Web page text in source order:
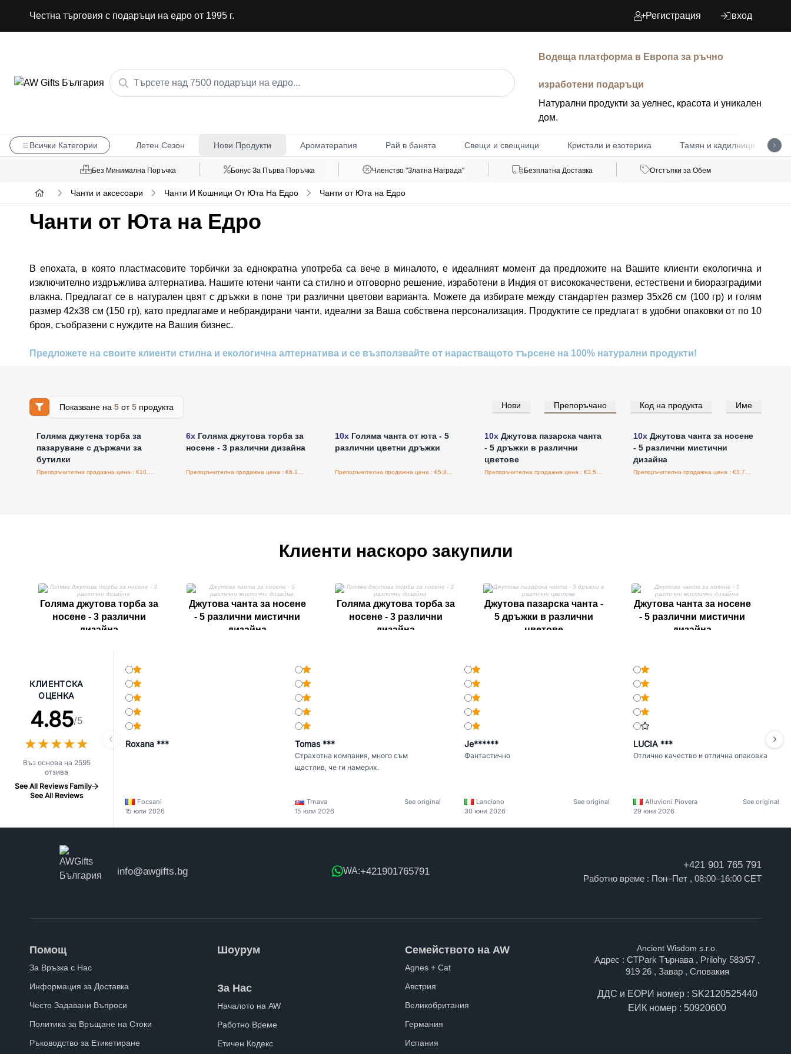
Честна търговия с подаръци на едро от 1995 г. Регистрация вход
Водеща платформа в Европа за ръчно
изработени подаръци
Натурални продукти за уелнес, красота и уникален
дом.
Всички Категории Летен Сезон Нови Продукти Ароматерапия Рай в банята Свещи и свещници Кристали и езотерика Тамян и кадилници
Без Минимална Поръчка Бонус За Първа Поръчка Членство "Златна Награда" Безплатна Доставка Отстъпки за Обем
Чанти и аксесоари Чанти И Кошници От Юта На Едро Чанти от Юта на Едро
Чанти от Юта на Едро
В епохата, в която пластмасовите торбички за еднократна употреба са вече в миналото, е идеалният момент да предложите на Вашите клиенти екологична и
изключително издръжлива алтернатива. Нашите ютени чанти са стилно и отговорно решение, изработени в Индия от висококачествени, естествени и биоразградими
влакна. Предлагат се в натурален цвят с дръжки в поне три различни цветови варианта. Можете да избирате между стандартен размер 35x26 см (100 гр) и голям
размер 42x38 см (150 гр), като предлагаме и небрандирани чанти, идеални за Ваша собствена персонализация. Продуктите се предлагат в удобни опаковки от по 10
броя, съобразени с нуждите на Вашия бизнес.
Предложете на своите клиенти стилна и екологична алтернатива и се възползвайте от нарастващото търсене на 100% натурални продукти!
Показване на 5от5продукта Нови Препоръчано Код на продукта Име
Влезте за цени на едро
Голяма джутена торба за
пазаруване с държачи за
бутилки
6xГоляма джутова торба за
носене - 3 различни дизайна
10x Голяма чанта от юта - 5
различни цветни дръжки
Влезте за цени на едро
10xДжутова пазарска чанта
- 5 дръжки в различни
цветове
Влезте за цени на едро
10x Джутова чанта за носене
- 5 различни мистични
дизайна
Клиенти наскоро закупили
Голяма джутова торба за
носене - 3 различни
дизайна
Джутова чанта за носене
- 5 различни мистични
дизайна
Голяма джутова торба за
носене - 3 различни
дизайна
Джутова пазарска чанта -
5 дръжки в различни
цветове
Джутова чанта за носене
- 5 различни мистични
дизайна
КЛИЕНТСКА
ОЦЕНКА
4.85/5
★★★★★
★★★★★
Въз основа на 2595
отзива
See All Reviews Family
See All Reviews
Roxana ***
Focsani
15 юли 2026
Tomas ***
Страхотна компания, много съм
щастлив, че ги намерих.
Trnava
See original
15 юли 2026
Je******
Фантастично
Lanciano
See original
30 юни 2026
LUCIA ***
Отлично качество и отлична опаковка
Alluvioni Piovera
See original
29 юни 2026
info@awgifts.bg WA:+421901765791
+421 901 765 791
Работно време : Пон–Пет , 08:00–16:00 CET
Помощ
За Връзка с Нас
Информация за Доставка
Често Задавани Въпроси
Политика за Връщане на Стоки
Ръководство за Етикетиране
Шоурум
За Нас
Началото на AW
Работно Време
Етичен Кодекс
Семейството на AW
Agnes + Cat
Австрия
Великобритания
Германия
Испания
Ancient Wisdom s.r.o.
Адрес : CTPark Търнава , Prilohy 583/57 ,
919 26 , Завар , Словакия
ДДС и ЕОРИ номер : SK2120525440
ЕИК номер : 50920600